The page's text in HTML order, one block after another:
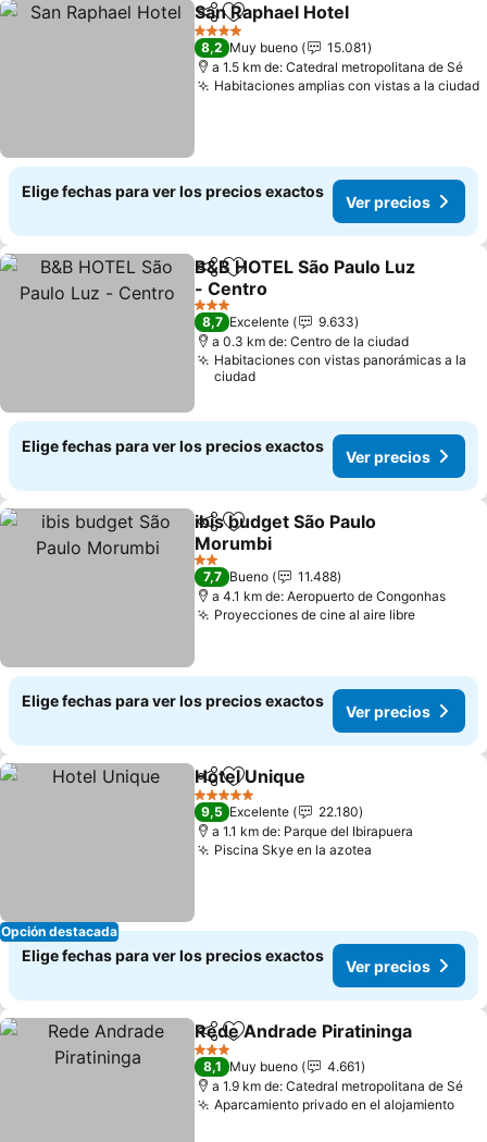
CompartirAgregar a favoritos
San Raphael Hotel
4 Estrellas
8,2 Muy bueno
15.081
a 1.5 km de: Catedral metropolitana de Sé
Habitaciones amplias con vistas a la ciudad
Elige fechas para ver los precios exactos
Ver precios
CompartirAgregar a favoritos
B&B HOTEL São Paulo Luz
- Centro
3 Estrellas
8,7 Excelente
9.633
a 0.3 km de: Centro de la ciudad
Habitaciones con vistas panorámicas a la
ciudad
Elige fechas para ver los precios exactos
Ver precios
CompartirAgregar a favoritos
ibis budget São Paulo
Morumbi
2 Estrellas
7,7 Bueno
11.488
a 4.1 km de: Aeropuerto de Congonhas
Proyecciones de cine al aire libre
Elige fechas para ver los precios exactos
Ver precios
Opción destacada
CompartirAgregar a favoritos
Hotel Unique
5 Estrellas
9,5 Excelente
22.180
a 1.1 km de: Parque del Ibirapuera
Piscina Skye en la azotea
Elige fechas para ver los precios exactos
Ver precios
CompartirAgregar a favoritos
Rede Andrade Piratininga
3 Estrellas
8,1 Muy bueno
4.661
a 1.9 km de: Catedral metropolitana de Sé
Aparcamiento privado en el alojamiento